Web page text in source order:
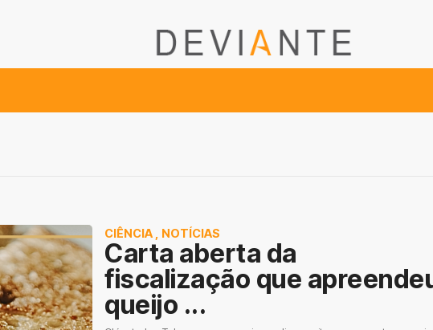
CIÊNCIA NOTÍCIAS
Carta aberta da
fiscalização que
queijo ...